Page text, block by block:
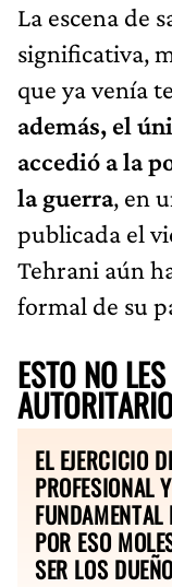
La escena de
significativa,
que ya venía
además, el
accedió a la
la guerra, en
publicada el
Tehrani aún
formal de su
ESTO NO
EL EJERCICIO
PROFESIONAL
POR ESO
SER LOS